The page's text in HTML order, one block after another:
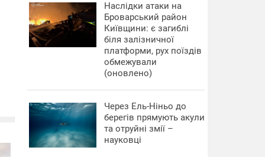
Наслідки атаки на
Броварський район
Київщини: є загиблі
біля залізничної
платформи, рух поїздів
обмежували
(оновлено)
Через Ель-Ніньо до
берегів прямують акули
та отруйні змії –
науковці